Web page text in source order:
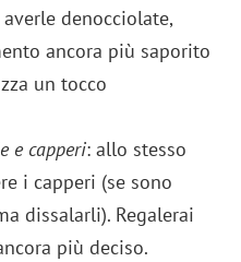
denocciolate,
ancora più saporito
un tocco
e capperi: allo stesso
i capperi (se sono
dissalarli). Regalerai
più deciso.